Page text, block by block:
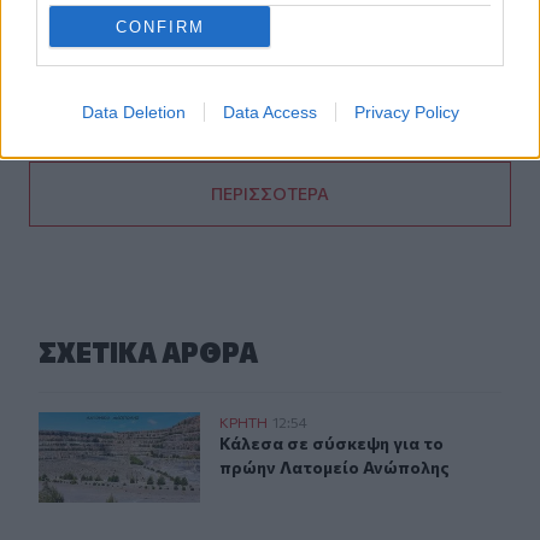
CONFIRM
Data Deletion Data Access Privacy Policy
Ανθεκτικότητας
11:05
τη βραχυχρόνια μίσθωση
ΠΕΡΙΣΣΟΤΕΡΑ
ΣΧΕΤΙΚA AΡΘΡΑ
Κάλεσα σε σύσκεψη για το πρώην Λατομείο Ανώπολης
ΚΡΗΤΗ 12:54
Κάλεσα σε σύσκεψη για το πρώην
Κάλεσα σε σύσκεψη για το
πρώην Λατομείο Ανώπολης